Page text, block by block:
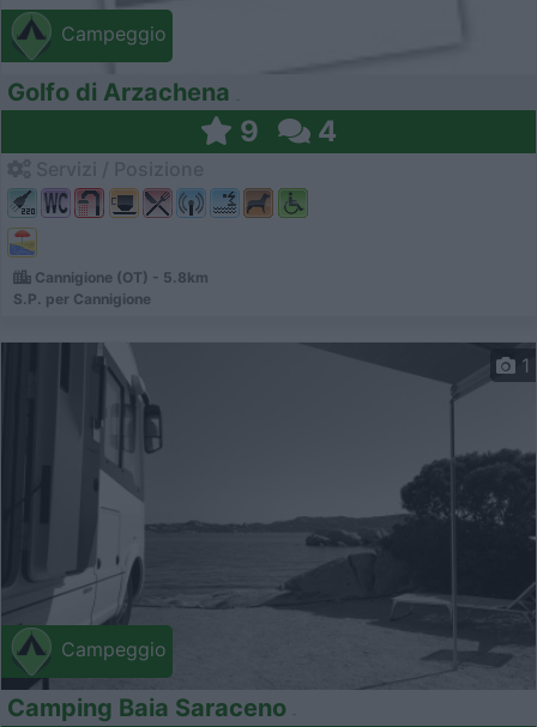
Campeggio
Golfo di Arzachena
9 4
Cannigione (OT) - 5.8km
S.P. per Cannigione
Campeggio
1
Camping Baia Saraceno